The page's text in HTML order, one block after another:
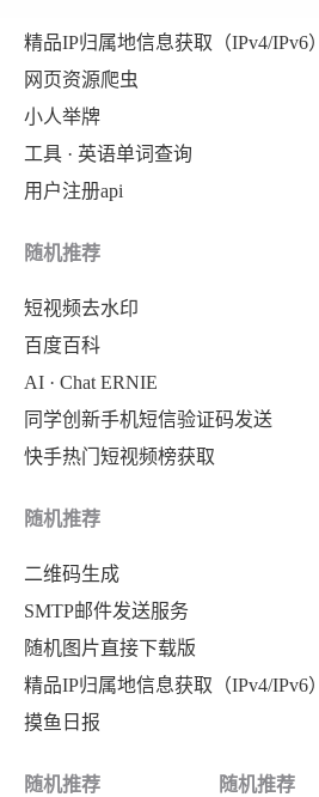
精品IP归属地信息获取（IPv4/IPv6）
网页资源爬虫
小人举牌
工具 · 英语单词查询
用户注册api
随机推荐
短视频去水印
百度百科
AI · Chat ERNIE
同学创新手机短信验证码发送
快手热门短视频榜获取
随机推荐
二维码生成
SMTP邮件发送服务
随机图片直接下载版
精品IP归属地信息获取（IPv4/IPv6）
摸鱼日报
随机推荐 随机推荐